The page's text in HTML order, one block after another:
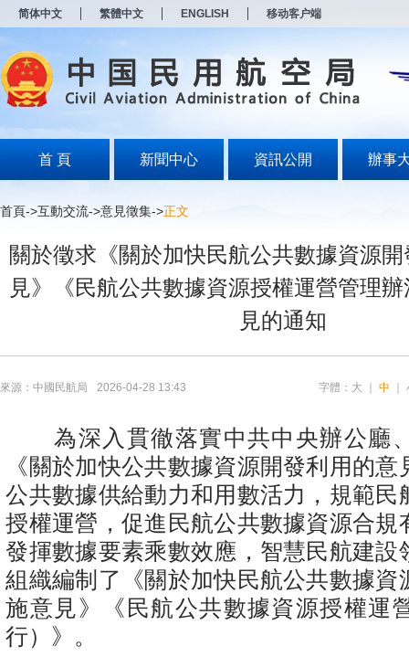
简体中文 繁體中文 ENGLISH 移动客户端
首 頁 新聞中心 資訊公開 辦事
首頁->互動交流->意見徵集->正文
關於徵求《關於加快民航公共數據資源
見》《民航公共數據資源授權運營管理
見的通知
來源：中國民航局 2026-04-28 13:43 字體： 大 中
為深入貫徹落實中共中央辦公廳
《關於加快公共數據資源開發利用的
公共數據供給動力和用數活力，規範民
授權運營，促進民航公共數據資源合規
發揮數據要素乘數效應，智慧民航建設
組織編制了《關於加快民航公共數據資
施意見》《民航公共數據資源授權運
行）》。
打
开
无
障
说
按
Alt
波
浪
打
式